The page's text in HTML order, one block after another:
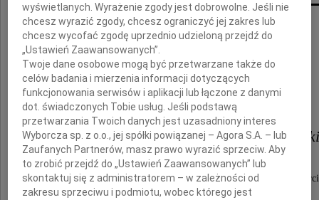
Panu Profesorowi
Prodziekanowi ds. Badań Naukowych
Wydziału Mechatroniki i Budowy Maszyn
Politechniki Świętokrzyskiej
dr hab. inż. Włodzimierzowi
wyrazy szczerego współczucia z powodu śmierci
wyświetlanych. Wyrażenie zgody jest dobrowolne. Jeśli nie
chcesz wyrazić zgody, chcesz ograniczyć jej zakres lub
chcesz wycofać zgodę uprzednio udzieloną przejdź do
„Ustawień Zaawansowanych”.
Twoje dane osobowe mogą być przetwarzane także do
celów badania i mierzenia informacji dotyczących
funkcjonowania serwisów i aplikacji lub łączone z danymi
dot. świadczonych Tobie usług. Jeśli podstawą
przetwarzania Twoich danych jest uzasadniony interes
Wyborcza sp. z o.o., jej spółki powiązanej – Agora S.A. – lub
Zaufanych Partnerów, masz prawo wyrazić sprzeciw. Aby
to zrobić przejdź do „Ustawień Zaawansowanych” lub
skontaktuj się z administratorem – w zależności od
zakresu sprzeciwu i podmiotu, wobec którego jest